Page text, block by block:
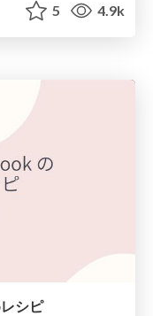
5 4.9k
シピ